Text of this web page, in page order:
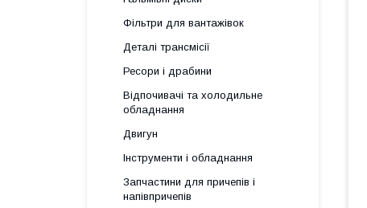
Фільтри для вантажівок
Деталі трансмісії
Ресори і драбини
Відпочивачі та холодильне
обладнання
Двигун
Інструменти і обладнання
Запчастини для причепів і
напівпричепів